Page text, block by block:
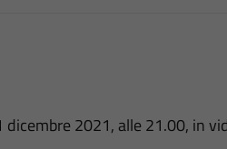
2021, alle 21.00, in